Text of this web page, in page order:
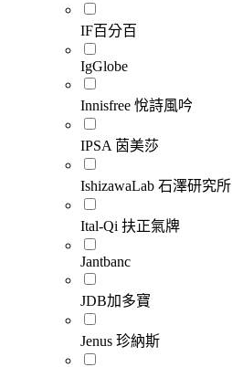
IF百分百
IgGlobe
Innisfree 悅詩風吟
IPSA 茵美莎
IshizawaLab 石澤研究所
Ital-Qi 扶正氣牌
Jantbanc
JDB加多寶
Jenus 珍納斯